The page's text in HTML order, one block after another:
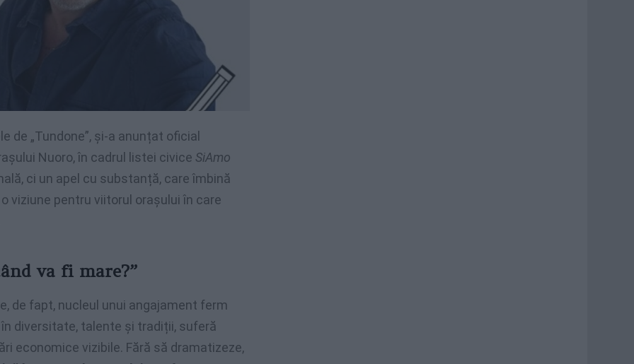
de „Tundone”, și-a anunțat oficial
Nuoro, în cadrul listei civice SiAmo
ci un apel cu substanță, care îmbină
viziune pentru viitorul orașului în care
va fi mare?”
de fapt, nucleul unui angajament ferm
diversitate, talente și tradiții, suferă
economice vizibile. Fără să dramatizeze,